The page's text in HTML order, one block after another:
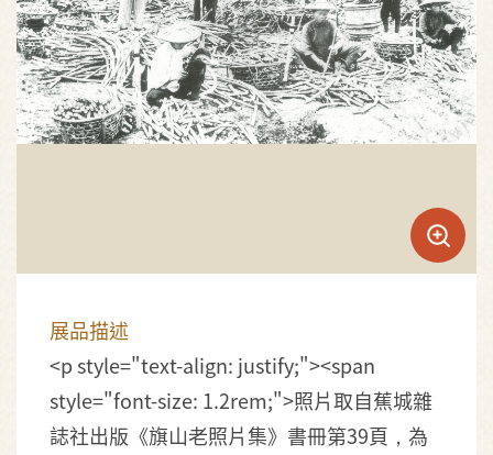
展品描述
<p style="text-align: justify;"><span
style="font-size: 1.2rem;">照片取自蕉城雜
誌社出版《旗山老照片集》書冊第39頁，為